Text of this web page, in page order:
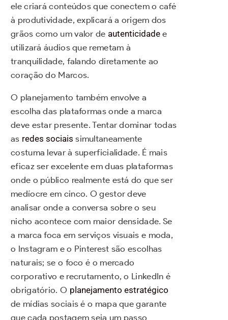
ele criará conteúdos que conectem o café
à produtividade, explicará a origem dos
grãos como um valor de autenticidadee
utilizará áudios que remetam à
tranquilidade, falando diretamente ao
coração do Marcos.
O planejamento também envolve a
escolha das plataformas onde a marca
deve estar presente. Tentar dominar todas
as redes sociais simultaneamente
costuma levar à superficialidade. É mais
eficaz ser excelente em duas plataformas
onde o público realmente está do que ser
medíocre em cinco. O gestor deve
analisar onde a conversa sobre o seu
nicho acontece com maior densidade. Se
a marca foca em serviços visuais e moda,
o Instagram e o Pinterest são escolhas
naturais; se o foco é o mercado
corporativo e recrutamento, o LinkedIn é
obrigatório. O planejamento estratégico
de mídias sociais é o mapa que garante
que cada postagem seja um passo